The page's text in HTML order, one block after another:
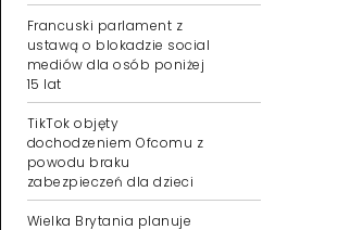
Francuski parlament z
ustawą o blokadzie social
mediów dla osób poniżej
15 lat
TikTok objęty
dochodzeniem Ofcomu z
powodu braku
zabezpieczeń dla dzieci
Wielka Brytania planuje